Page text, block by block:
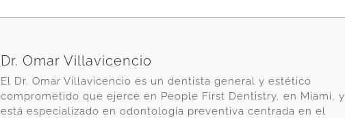
Dr. Omar Villavicencio
El Dr. Omar Villavicencio es un dentista general y estético
comprometido que ejerce en People First Dentistry, en Miami, y
está especializado en odontología preventiva centrada en el